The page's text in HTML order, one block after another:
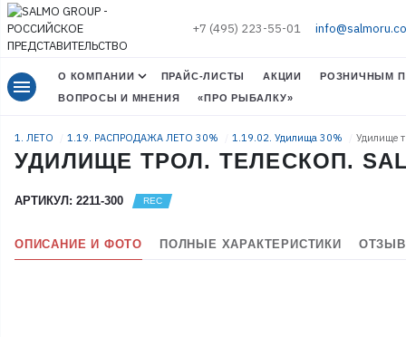
+7 (495) 223-55-01
menu О КОМПАНИИ ПРАЙС-ЛИСТЫ АКЦИИ
РОЗНИЧНЫМ
ВОПРОСЫ И МНЕНИЯ
«ПРО РЫБАЛКУ»
1. ЛЕТО 1.19. РАСПРОДАЖА ЛЕТО 30% 1.19.02. Удилища 30% Удилище
УДИЛИЩЕ ТРОЛ. ТЕЛЕСКОП.
АРТИКУЛ: 2211-300
ОПИСАНИЕ И ФОТО ПОЛНЫЕ ХАРАКТЕРИСТИКИ